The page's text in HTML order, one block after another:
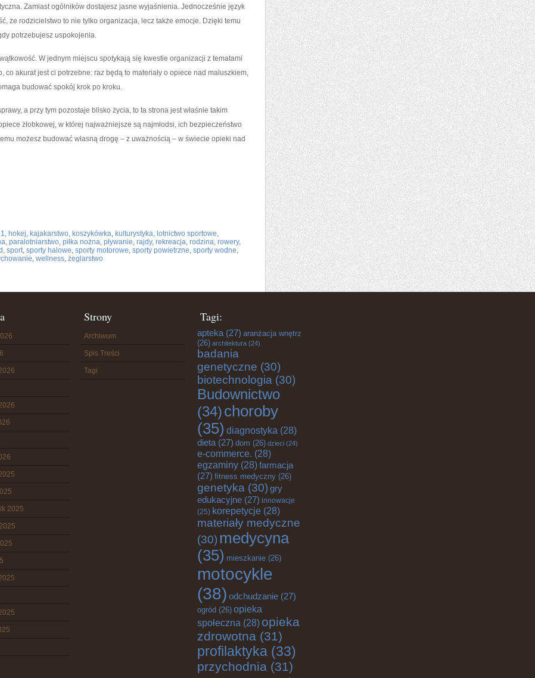
Zamiast ogólników dostajesz jasne wyjaśnienia. Jednocześnie język
że rodzicielstwo to nie tylko organizacja, lecz także emocje. Dzięki temu
potrzebujesz uspokojenia.
W jednym miejscu spotykają się kwestie organizacji z tematami
co akurat jest ci potrzebne: raz będą to materiały o opiece nad maluszkiem,
budować spokój krok po kroku.
a przy tym pozostaje blisko życia, to ta strona jest właśnie takim
żłobkowej, w której najważniejsze są najmłodsi, ich bezpieczeństwo
możesz budować własną drogę – z uważnością – w świecie opieki nad
, hokej, kajakarstwo, koszykówka, kulturystyka, lotnictwo sportowe,
, paralotniarstwo, piłka nożna, pływanie, rajdy, rekreacja, rodzina, rowery,
, sport, sporty halowe, sporty motorowe, sporty powietrzne, sporty wodne,
, wellness, żeglarstwo
2025
Strony
Archiwum
Spis Treści
Tagi
Tagi:
apteka (27) aranżacja wnętrz
(26) architektura (24)
badania
genetyczne (30)
biotechnologia (30)
Budownictwo
(34)choroby
(35) diagnostyka (28)
dieta (27) dom (26) dzieci (24)
e-commerce. (28)
egzaminy (28)farmacja
(27) fitness medyczny (26)
genetyka (30) gry
edukacyjne (27) innowacje
(25) korepetycje (28)
materiały medyczne
(30) medycyna
(35) mieszkanie (26)
motocykle
(38) odchudzanie (27)
ogród (26) opieka
społeczna (28) opieka
zdrowotna (31)
profilaktyka (33)
przychodnia (31)